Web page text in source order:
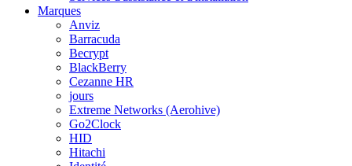
Marques
Anviz
Barracuda
Becrypt
BlackBerry
Cezanne HR
jours
Extreme Networks (Aerohive)
Go2Clock
HID
Hitachi